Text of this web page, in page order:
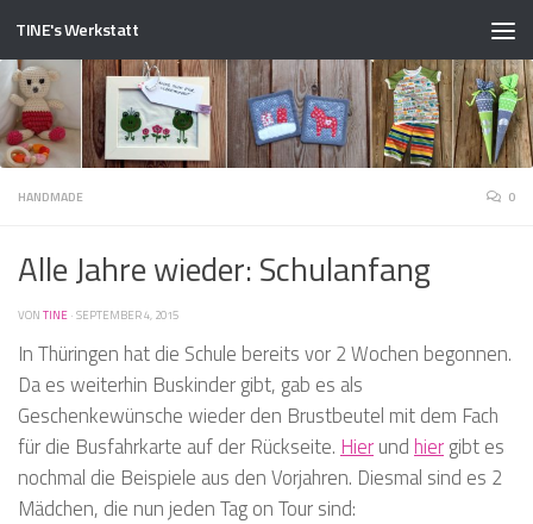
Zum Inhalt springen
TINE's Werkstatt
HANDMADE 0
Alle Jahre wieder: Schulanfang
VON TINE · SEPTEMBER 4, 2015
In Thüringen hat die Schule bereits vor 2 Wochen begonnen.
Da es weiterhin Buskinder gibt, gab es als
Geschenkewünsche wieder den Brustbeutel mit dem Fach
für die Busfahrkarte auf der Rückseite. Hier und hier gibt es
nochmal die Beispiele aus den Vorjahren. Diesmal sind es 2
Mädchen, die nun jeden Tag on Tour sind: